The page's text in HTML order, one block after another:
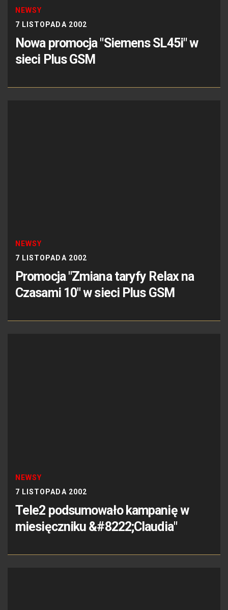
NEWSY
7 LISTOPADA 2002
Nowa promocja "Siemens SL45i" w
sieci Plus GSM
NEWSY
7 LISTOPADA 2002
Promocja "Zmiana taryfy Relax na
Czasami 10" w sieci Plus GSM
NEWSY
7 LISTOPADA 2002
Tele2 podsumowało kampanię w
miesięczniku &#8222;Claudia"